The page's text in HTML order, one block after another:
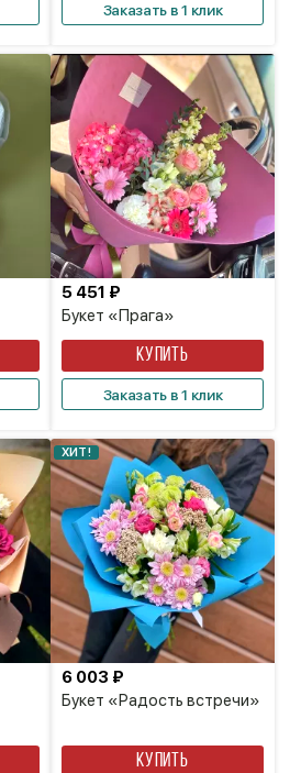
Заказать в 1 клик
Букет «Прага»
5 451 ₽
КУПИТЬ
Заказать в 1 клик
ХИТ!
Букет «Радость встречи»
6 003 ₽
КУПИТЬ